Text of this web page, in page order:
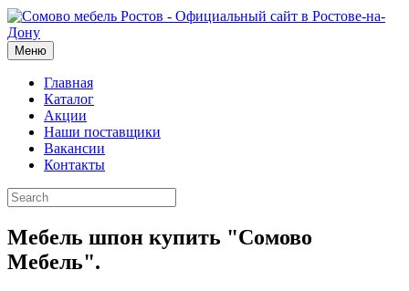
Меню
Главная
Каталог
Акции
Наши поставщики
Вакансии
Контакты
Мебель шпон купить "Сомово
Мебель".